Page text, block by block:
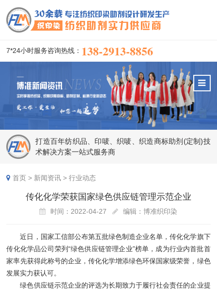
7*24小时服务咨询热线： 138-2913-8856
打造百年纺织品、印唛、织唛、织造商标助剂(定制)技
术解决方案一站式服务商
首页 > 新闻资讯 >行业动态
传化化学荣获国家绿色供应链管理示范企业
时间：2022-04-27 编辑：博准织印染
近日，国家工信部公布第五批绿色制造企业名单，传化化学旗下
传化化学品公司荣列“绿色供应链管理企业”榜单，成为行业内首批首
家率先获得此称号的企业，传化化学增添绿色环保国家级荣誉，绿色
发展实力获认可。
绿色供应链示范企业的评选为长期致力于履行社会责任的企业提